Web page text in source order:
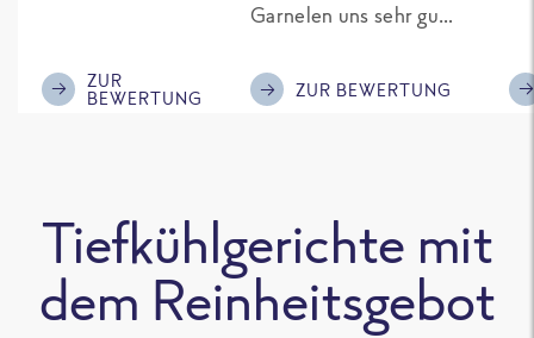
ZUR
BEWERTUNG
Garnelen uns sehr gut
Kompliment
ZUR BEWERTUNG
Tiefkühlgerichte mit
dem Reinheitsgebot